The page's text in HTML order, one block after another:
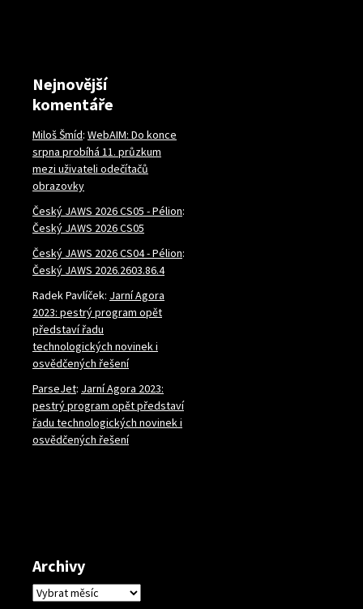
Nejnovější
komentáře
Miloš Šmíd: WebAIM: Do konce
srpna probíhá 11. průzkum
mezi uživateli odečítačů
obrazovky
Český JAWS 2026 CS05 - Pélion:
Český JAWS 2026 CS05
Český JAWS 2026 CS04 - Pélion:
Český JAWS 2026.2603.86.4
Radek Pavlíček: Jarní Agora
2023: pestrý program opět
představí řadu
technologických novinek i
osvědčených řešení
ParseJet: Jarní Agora 2023:
pestrý program opět představí
řadu technologických novinek i
osvědčených řešení
Archivy
Archivy